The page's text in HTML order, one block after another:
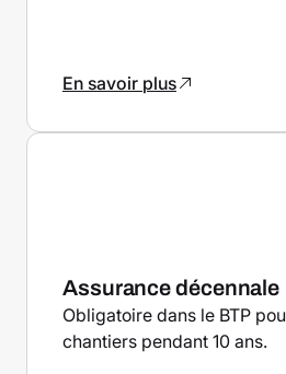
En savoir plus
Assurance décennale
Obligatoire dans le BTP
chantiers pendant 10 ans.